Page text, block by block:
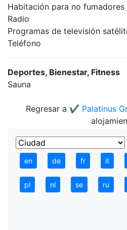
Habitación para no fumadores
Radio
Programas de televisión
Teléfono
Deportes, Bienestar, Fitness
Sauna
Regresar a ✔️ Palatinus
en de fr it
pl nl se ru